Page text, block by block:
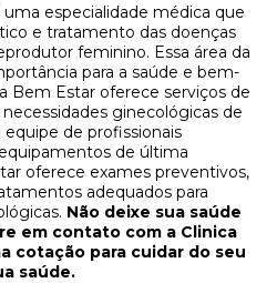
uma especialidade médica que
e tratamento das doenças
feminino. Essa área da
para a saúde e bem-
Bem Estar oferece serviços de
ginecológicas de
de profissionais
de última
oferece exames preventivos,
adequados para
Não deixe sua saúde
em contato com a Clinica
cotação para cuidar do seu
saúde.